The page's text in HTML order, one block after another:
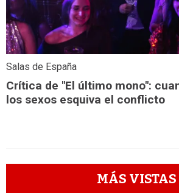
Salas de España
Crítica de "El último mono":
los sexos esquiva el conflicto
MÁS VISTAS